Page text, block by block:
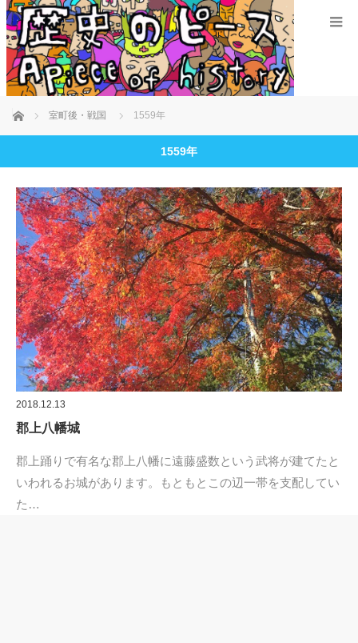
ホーム 室町後・戦国 1559年
1559年
2018.12.13
郡上八幡城
郡上踊りで有名な郡上八幡に遠藤盛数という武将が建てたと
いわれるお城があります。もともとこの辺一帯を支配してい
た…